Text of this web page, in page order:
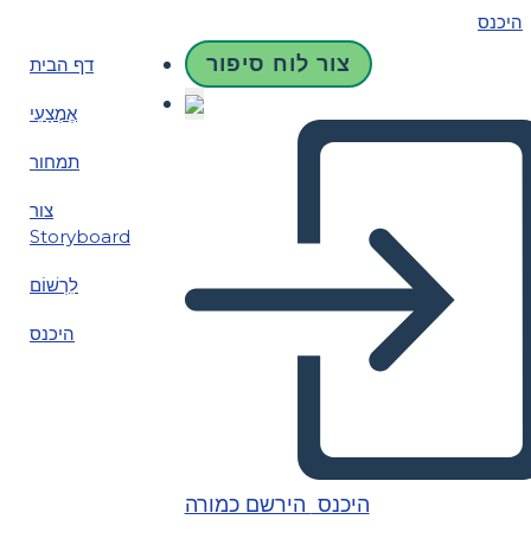
היכנס
דף הבית
אֶמְצָעִי
תמחור
צור
Storyboard
לִרְשׁוֹם
היכנס
צור לוח סיפור
היכנס הירשם כמורה